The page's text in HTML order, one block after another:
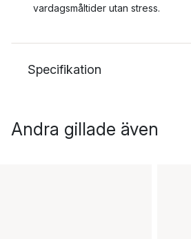
vardagsmåltider utan stress.
Specifikation
Andra gillade även